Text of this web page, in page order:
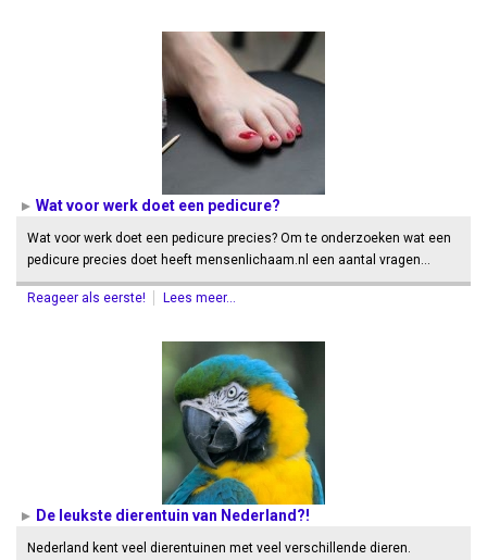
Wat voor werk doet een pedicure?
Wat voor werk doet een pedicure precies? Om te onderzoeken wat een
pedicure precies doet heeft mensenlichaam.nl een aantal vragen…
Reageer als eerste! Lees meer...
De leukste dierentuin van Nederland?!
Nederland kent veel dierentuinen met veel verschillende dieren.